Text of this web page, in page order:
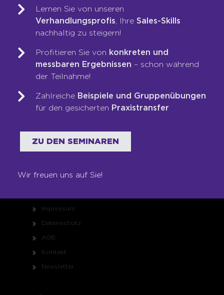
WER WIR SIND
Team
Unsere Werte
Referenzen
Karriere
Seminare
Impressum
Datenschutz
AGB
Kontakt
Newsletter
Lernen Sie von unseren
Verhandlungsprofis, IhreSales-Skills
nachhaltig zu steigern!
Profitieren Sie von konkreten und
messbaren Ergebnissen – schon während
der Teilnahme!
Zahlreiche Beispiele und Gruppenübungen
für den gesicherten Praxistransfer
ZU DEN SEMINAREN
Wir freuen uns auf Sie!